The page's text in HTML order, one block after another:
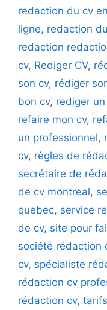
redaction du cv
ligne, redaction
redaction
cv, Rediger CV,
son cv, rédiger
bon cv, rediger un
refaire mon cv,
un professionnel,
cv, règles de
secrétaire de
de cv montreal,
quebec, service
de cv, site pour
société rédaction
cv, spécialiste
rédaction cv
rédaction cv,